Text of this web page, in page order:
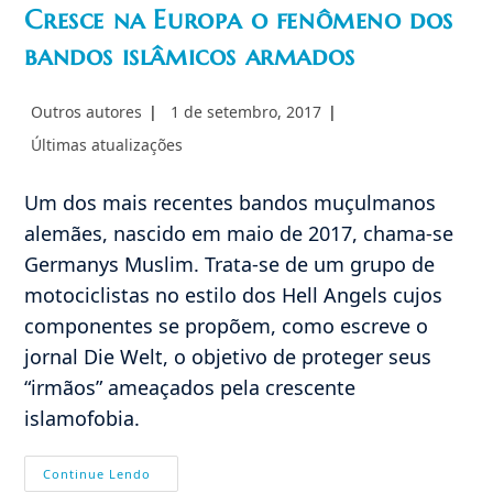
Cresce na Europa o fenômeno dos
bandos islâmicos armados
Autor
post:
Outros autores
Post
1 de setembro, 2017
Categoria
Últimas atualizações
Um dos mais recentes bandos muçulmanos
alemães, nascido em maio de 2017, chama-se
Germanys Muslim. Trata-se de um grupo de
motociclistas no estilo dos Hell Angels cujos
componentes se propõem, como escreve o
jornal Die Welt, o objetivo de proteger seus
“irmãos” ameaçados pela crescente
islamofobia.
Continue Lendo
Na